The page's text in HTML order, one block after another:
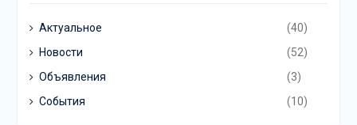
Актуальное
(40)
Новости
(52)
Объявления
(3)
События
(10)